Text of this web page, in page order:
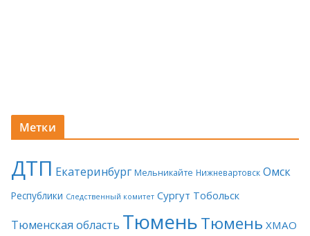
Метки
ДТП Екатеринбург Мельникайте Нижневартовск Омск
Республики Следственный комитет Сургут Тобольск
Тюменская область ТюменьТюмень ХМАО